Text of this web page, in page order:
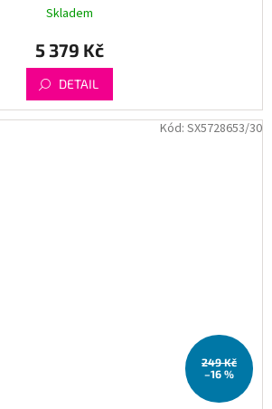
Skladem
5 379 Kč
DETAIL
249 Kč
–16 %
Kód: SX5728653/30